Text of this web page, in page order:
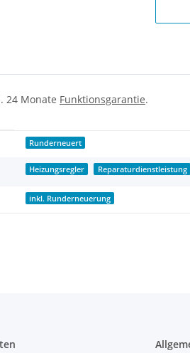
24 Monate Funktionsgarantie.
Runderneuert
Heizungsregler Reparaturdienstleistung
inkl. Runderneuerung